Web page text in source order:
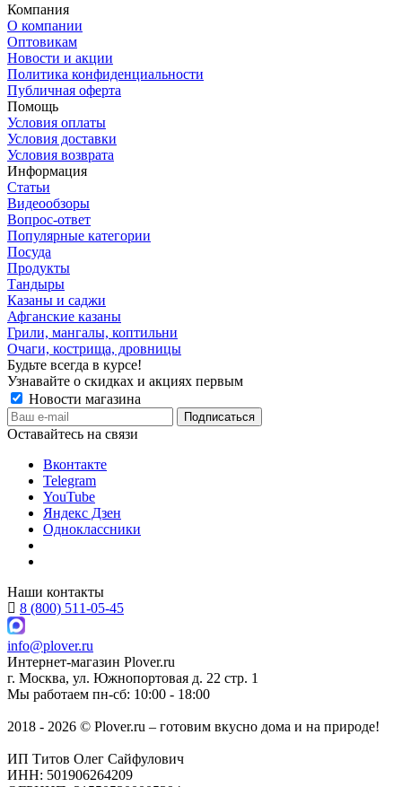
Компания
О компании
Оптовикам
Новости и акции
Политика конфиденциальности
Публичная оферта
Помощь
Условия оплаты
Условия доставки
Условия возврата
Информация
Статьи
Видеообзоры
Вопрос-ответ
Популярные категории
Посуда
Продукты
Тандыры
Казаны и саджи
Афганские казаны
Грили, мангалы, коптильни
Очаги, кострища, дровницы
Будьте всегда в курсе!
Узнавайте о скидках и акциях первым
Новости магазина
Оставайтесь на связи
Вконтакте
Telegram
YouTube
Яндекс Дзен
Одноклассники
Наши контакты
8 (800) 511-05-45
info@plover.ru
Интернет-магазин Plover.ru
г. Москва, ул. Южнопортовая д. 22 стр. 1
Мы работаем пн-сб: 10:00 - 18:00
2018 - 2026 © Plover.ru – готовим вкусно дома и на природе!
ИП Титов Олег Сайфулович
ИНН: 501906264209